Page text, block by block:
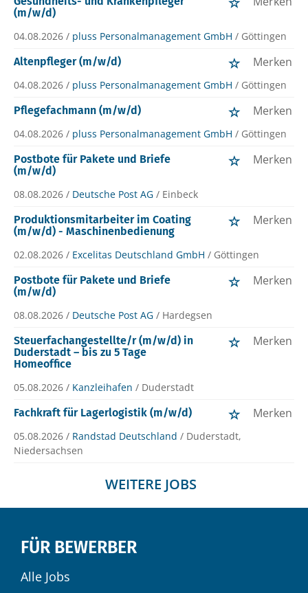
(m/w/d)
04.08.2026 / pluss Personalmanagement GmbH / Göttingen
Altenpfleger (m/w/d)
Merken
04.08.2026 / pluss Personalmanagement GmbH / Göttingen
Pflegefachmann (m/w/d)
Merken
04.08.2026 / pluss Personalmanagement GmbH / Göttingen
Postbote für Pakete und Briefe
(m/w/d)
Merken
08.08.2026 / Deutsche Post AG / Einbeck
Produktionsmitarbeiter im Coating
(m/w/d) - Maschinenbedienung
Merken
02.08.2026 / Excelitas Deutschland GmbH / Göttingen
Postbote für Pakete und Briefe
(m/w/d)
Merken
08.08.2026 / Deutsche Post AG / Hardegsen
Steuerfachangestellte/r (m/w/d) in
Duderstadt – bis zu 5 Tage
Homeoffice
Merken
05.08.2026 / Kanzleihafen / Duderstadt
Fachkraft für Lagerlogistik (m/w/d)
Merken
05.08.2026 / Randstad Deutschland / Duderstadt,
Niedersachsen
WEITERE JOBS
FÜR BEWERBER
Alle Jobs